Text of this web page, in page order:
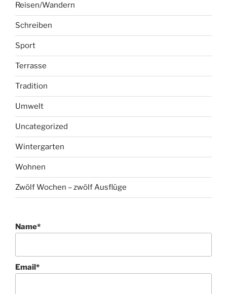
Reisen/Wandern
Schreiben
Sport
Terrasse
Tradition
Umwelt
Uncategorized
Wintergarten
Wohnen
Zwölf Wochen – zwölf Ausflüge
Name*
Email*